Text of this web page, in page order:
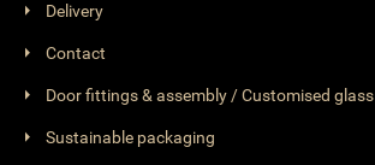
Delivery
Contact
Door fittings & assembly / Customised glass
Sustainable packaging